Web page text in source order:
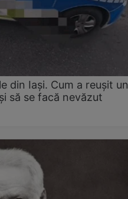
din Iași. Cum a reușit un
să se facă nevăzut